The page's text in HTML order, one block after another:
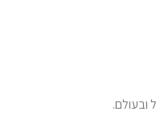
ובעולם.